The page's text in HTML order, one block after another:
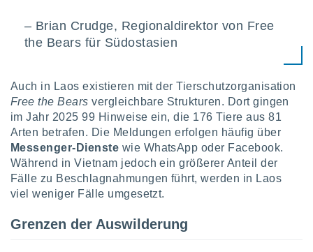
von
durch
der
zur
Inhalten.
durch
– Brian Crudge, Regionaldirektor von Free
the Bears für Südostasien
Auch in Laos existieren mit der Tierschutzorganisation
Free the Bears vergleichbare Strukturen. Dort gingen
im Jahr 2025 99 Hinweise ein, die 176 Tiere aus 81
Arten betrafen. Die Meldungen erfolgen häufig über
Messenger-Dienste wie WhatsApp oder Facebook.
Während in Vietnam jedoch ein größerer Anteil der
Fälle zu Beschlagnahmungen führt, werden in Laos
viel weniger Fälle umgesetzt.
Grenzen der Auswilderung